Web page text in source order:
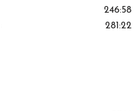
246:58
281:22